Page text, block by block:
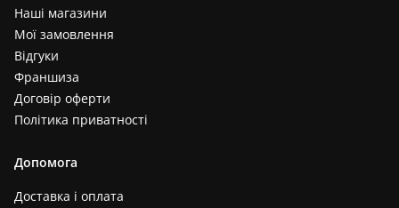
Наші магазини
Мої замовлення
Відгуки
Франшиза
Договір оферти
Політика приватності
Допомога
Доставка і оплата